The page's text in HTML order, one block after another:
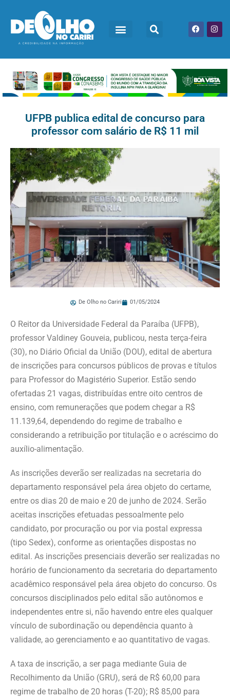
UFPB publica edital de concurso para
professor com salário de R$ 11 mil
De Olho no Cariri 01/05/2024
O Reitor da Universidade Federal da Paraíba (UFPB),
professor Valdiney Gouveia, publicou, nesta terça-feira
(30), no Diário Oficial da União (DOU), edital de abertura
de inscrições para concursos públicos de provas e títulos
para Professor do Magistério Superior. Estão sendo
ofertadas 21 vagas, distribuídas entre oito centros de
ensino, com remunerações que podem chegar a R$
11.139,64, dependendo do regime de trabalho e
considerando a retribuição por titulação e o acréscimo do
auxílio-alimentação.
As inscrições deverão ser realizadas na secretaria do
departamento responsável pela área objeto do certame,
entre os dias 20 de maio e 20 de junho de 2024. Serão
aceitas inscrições efetuadas pessoalmente pelo
candidato, por procuração ou por via postal expressa
(tipo Sedex), conforme as orientações dispostas no
edital. As inscrições presenciais deverão ser realizadas no
horário de funcionamento da secretaria do departamento
acadêmico responsável pela área objeto do concurso. Os
concursos disciplinados pelo edital são autônomos e
independentes entre si, não havendo entre eles qualquer
vínculo de subordinação ou dependência quanto à
validade, ao gerenciamento e ao quantitativo de vagas.
A taxa de inscrição, a ser paga mediante Guia de
Recolhimento da União (GRU), será de R$ 60,00 para
regime de trabalho de 20 horas (T-20); R$ 85,00 para